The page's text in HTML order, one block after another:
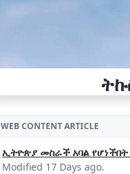
WEB CONTENT ARTICLE
ኢትዮጵያ መስራች አባል የሆነችበት
Modified 17 Days ago.